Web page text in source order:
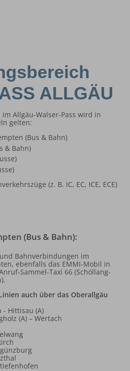
ALLGÄU
im Allgäu-Walser-Pass wird in
gelten:
(Bus & Bahn)
& Bahn)
(z. B. IC, EC, ICE, ECE)
(Bus & Bahn):
Bahnverbindungen im
ebenfalls das EMMI-Mobil in
Sammel-Taxi 66 (Schöllang-
auch über das Oberallgäu
- Hittisau (A)
(A) – Wertach